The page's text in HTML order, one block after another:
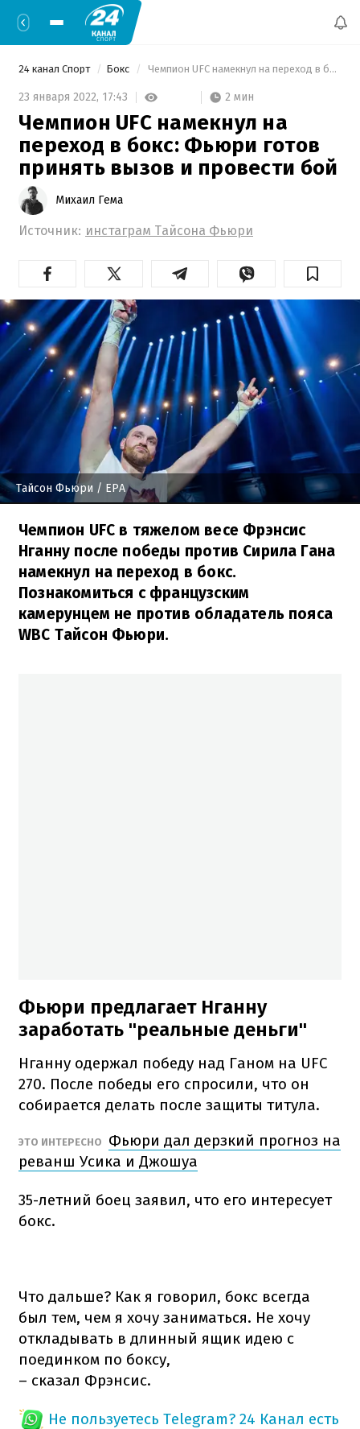
24 канал Спорт Бокс Чемпион UFC намекнул на переход в бокс: Фьюри готов принять вызов и провести бой
23 января 2022, 17:43 2 мин
Чемпион UFC намекнул на
переход в бокс: Фьюри готов
принять вызов и провести бой
Михаил Гема
Источник: инстаграм Тайсона Фьюри
Тайсон Фьюри / EPA
Чемпион UFC в тяжелом весе Фрэнсис
Нганну после победы против Сирила Гана
намекнул на переход в бокс.
Познакомиться с французским
камерунцем не против обладатель пояса
WBC Тайсон Фьюри.
Фьюри предлагает Нганну
заработать "реальные деньги"
Нганну одержал победу над Ганом на UFC
270. После победы его спросили, что он
собирается делать после защиты титула.
ЭТО ИНТЕРЕСНО
Фьюри дал дерзкий прогноз на
реванш Усика и Джошуа
35-летний боец ​​заявил, что его интересует
бокс.
Что дальше? Как я говорил, бокс всегда
был тем, чем я хочу заниматься. Не хочу
откладывать в длинный ящик идею с
поединком по боксу,
– сказал Фрэнсис.
Не пользуетесь Telegram? 24 Канал есть